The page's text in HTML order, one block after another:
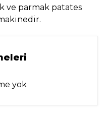
ve parmak patates
yok